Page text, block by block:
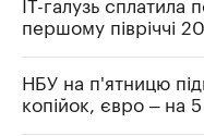
IT-галузь сплатила
першому півріччі
НБУ на п'ятницю
копійок, євро – на 5